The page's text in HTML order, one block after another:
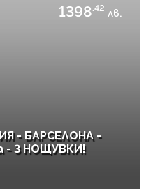
1398.42 лв.
- БАРСЕЛОНА -
- 3 НОЩУВКИ!